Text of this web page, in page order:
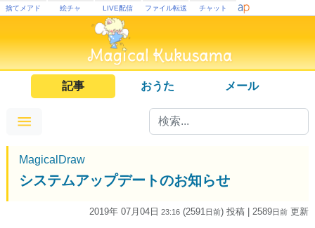
捨てメアド 絵チャ LIVE配信 ファイル転送 チャット
記事 おうた メール
MagicalDraw
システムアップデートのお知らせ
2019年 07月04日 23:16 (2591 日前) 投稿 | 2589日前 更新